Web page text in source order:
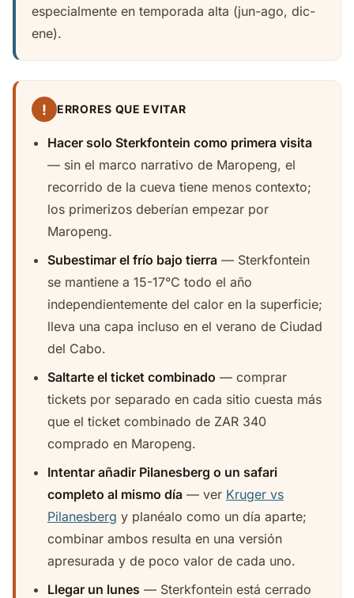
especialmente en temporada alta (jun-ago, dic-
ene).
! ERRORES QUE EVITAR
Hacer solo Sterkfontein como primera visita
— sin el marco narrativo de Maropeng, el
recorrido de la cueva tiene menos contexto;
los primerizos deberían empezar por
Maropeng.
Subestimar el frío bajo tierra — Sterkfontein
se mantiene a 15-17°C todo el año
independientemente del calor en la superficie;
lleva una capa incluso en el verano de Ciudad
del Cabo.
Saltarte el ticket combinado — comprar
tickets por separado en cada sitio cuesta más
que el ticket combinado de ZAR 340
comprado en Maropeng.
Intentar añadir Pilanesberg o un safari
completo al mismo día — ver Kruger vs
Pilanesberg y planéalo como un día aparte;
combinar ambos resulta en una versión
apresurada y de poco valor de cada uno.
Llegar un lunes — Sterkfontein está cerrado